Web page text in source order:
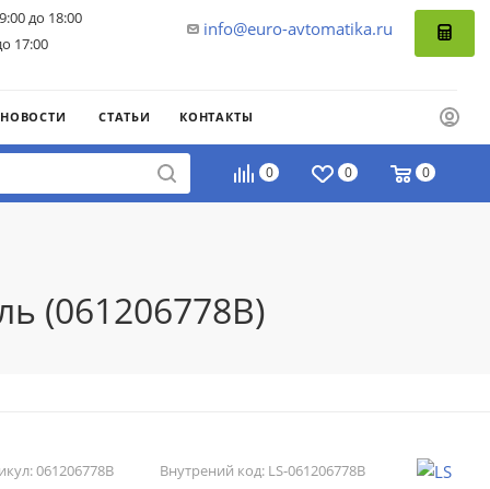
info@euro-avtomatika.ru
до 18:00
17:00
НОВОСТИ СТАТЬИ КОНТАКТЫ
0 0 0
(061206778B)
061206778B Внутрений код: LS-061206778B